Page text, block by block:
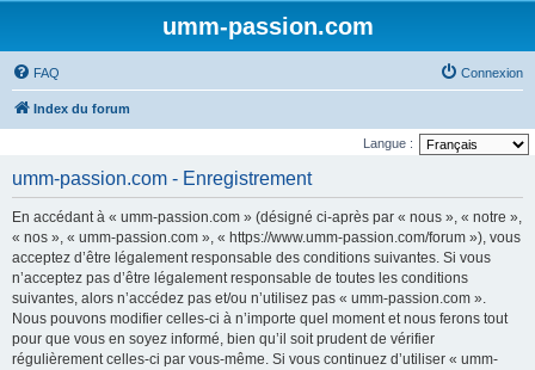
umm-passion.com
FAQ Connexion
Index du forum
Langue :
umm-passion.com - Enregistrement
En accédant à « umm-passion.com » (désigné ci-après par « nous », « notre »,
« nos », « umm-passion.com », « https://www.umm-passion.com/forum »), vous
acceptez d’être légalement responsable des conditions suivantes. Si vous
n’acceptez pas d’être légalement responsable de toutes les conditions
suivantes, alors n’accédez pas et/ou n’utilisez pas « umm-passion.com ».
Nous pouvons modifier celles-ci à n’importe quel moment et nous ferons tout
pour que vous en soyez informé, bien qu’il soit prudent de vérifier
régulièrement celles-ci par vous-même. Si vous continuez d’utiliser « umm-